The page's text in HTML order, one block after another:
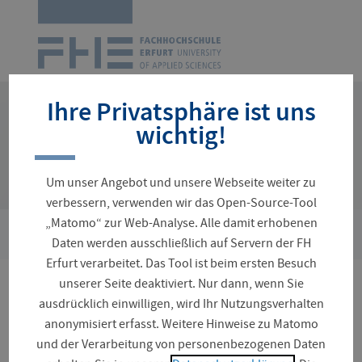
überspringen
Sie
sind
hier:
Studienorganisation › Zentrale Ordnungen
Studienrelevante
Ordnungen der
Ihre Privatsphäre ist uns
wichtig!
Um unser Angebot und unsere Webseite weiter zu
verbessern, verwenden wir das Open-Source-Tool
„Matomo“ zur Web-Analyse. Alle damit erhobenen
Daten werden ausschließlich auf Servern der FH
Erfurt verarbeitet. Das Tool ist beim ersten Besuch
unserer Seite deaktiviert. Nur dann, wenn Sie
ausdrücklich einwilligen, wird Ihr Nutzungsverhalten
anonymisiert erfasst. Weitere Hinweise zu Matomo
und der Verarbeitung von personenbezogenen Daten